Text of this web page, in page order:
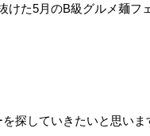
た5月のB級グルメ麺フ
探していきたいと思いま